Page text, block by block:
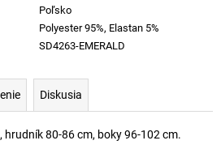
Poľsko
Polyester 95%, Elastan 5%
SD4263-EMERALD
Diskusia
hrudník 80-86 cm, boky 96-102 cm.